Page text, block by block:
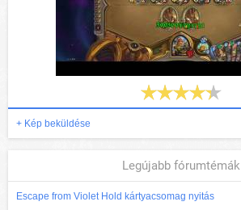
+ Kép beküldése
Legújabb fórumtémák
Escape from Violet Hold kártyacsomag nyitás